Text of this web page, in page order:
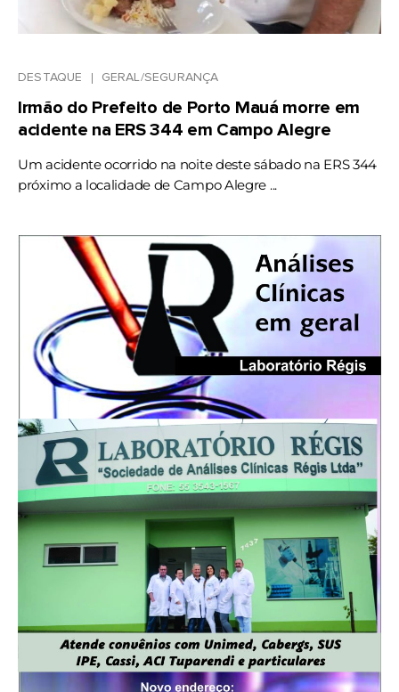
DESTAQUE GERAL/SEGURANÇA
Irmão do Prefeito de Porto Mauá morre em
acidente na ERS 344 em Campo Alegre
Um acidente ocorrido na noite deste sábado na ERS 344
próximo a localidade de Campo Alegre ...